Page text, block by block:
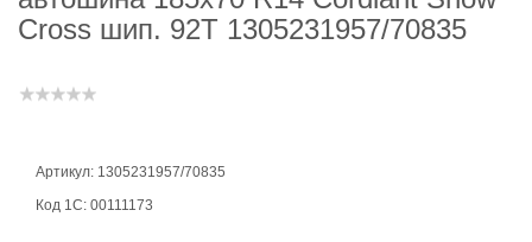
Cross шип. 92Т 1305231957/70835
Артикул: 1305231957/70835
Код 1С: 00111173